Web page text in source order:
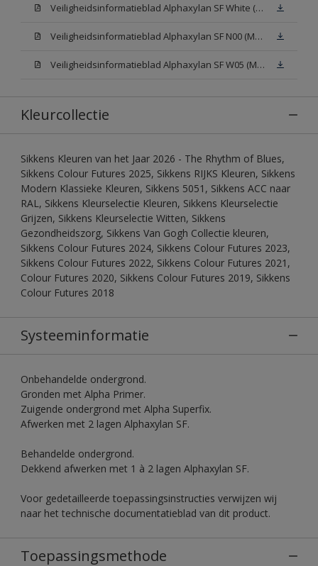
Veiligheidsinformatieblad Alphaxylan SF White (MSDS)
Veiligheidsinformatieblad Alphaxylan SF N00 (MSDS)
Veiligheidsinformatieblad Alphaxylan SF W05 (MSDS)
Kleurcollectie
Sikkens Kleuren van het Jaar 2026 - The Rhythm of Blues,
Sikkens Colour Futures 2025, Sikkens RIJKS Kleuren, Sikkens
Modern Klassieke Kleuren, Sikkens 5051, Sikkens ACC naar
RAL, Sikkens Kleurselectie Kleuren, Sikkens Kleurselectie
Grijzen, Sikkens Kleurselectie Witten, Sikkens
Gezondheidszorg, Sikkens Van Gogh Collectie kleuren,
Sikkens Colour Futures 2024, Sikkens Colour Futures 2023,
Sikkens Colour Futures 2022, Sikkens Colour Futures 2021,
Colour Futures 2020, Sikkens Colour Futures 2019, Sikkens
Colour Futures 2018
Systeeminformatie
Onbehandelde ondergrond.
Gronden met Alpha Primer.
Zuigende ondergrond met Alpha Superfix.
Afwerken met 2 lagen Alphaxylan SF.
Behandelde ondergrond.
Dekkend afwerken met 1 à 2 lagen Alphaxylan SF.
Voor gedetailleerde toepassingsinstructies verwijzen wij
naar het technische documentatieblad van dit product.
Toepassingsmethode